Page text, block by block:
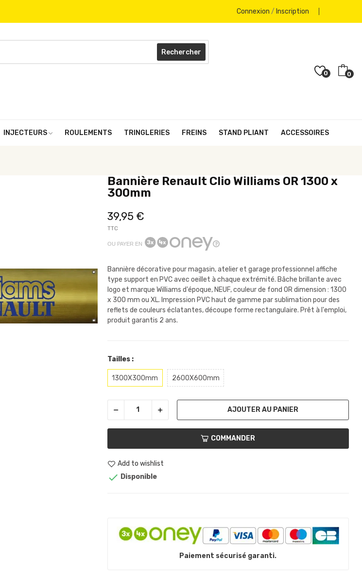
Connexion / Inscription
Rechercher
0 0
INJECTEURS ROULEMENTS TRINGLERIES FREINS STAND PLIANT ACCESSOIRES
Bannière Renault Clio Williams OR 1300 x
300mm
39,95 €
TTC
OU PAYER EN
Bannière décorative pour magasin, atelier et garage professionnel affiche
type support en PVC avec oeillet à chaque extrémité. Bâche brillante avec
logo et marque Williams d'époque, NEUF, couleur de fond OR dimension : 1300
x 300 mm ou XL. Impression PVC haut de gamme par sublimation pour des
reflets de couleurs éclatantes, découpe forme rectangulaire. Prêt à l'emploi,
produit garantis 2 ans.
Tailles :
1300X300mm 2600X600mm
AJOUTER AU PANIER
COMMANDER
Add to wishlist
 Disponible
Paiement sécurisé garanti.